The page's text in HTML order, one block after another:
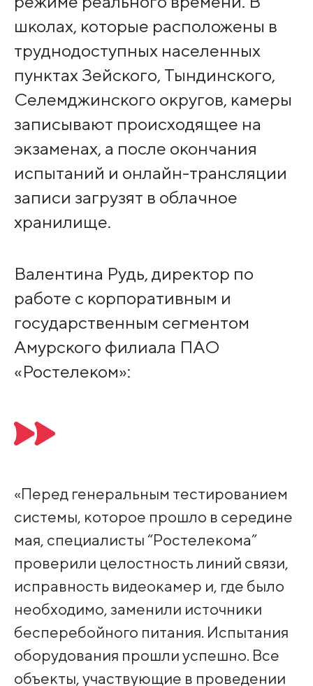
школах, которые расположены в
труднодоступных населенных
пунктах Зейского, Тындинского,
Селемджинского округов, камеры
записывают происходящее на
экзаменах, а после окончания
испытаний и онлайн-трансляции
записи загрузят в облачное
хранилище.
Валентина Рудь, директор по
работе с корпоративным и
государственным сегментом
Амурского филиала ПАО
«Ростелеком»:
«Перед генеральным тестированием
системы, которое прошло в середине
мая, специалисты “Ростелекома”
проверили целостность линий связи,
исправность видеокамер и, где было
необходимо, заменили источники
бесперебойного питания. Испытания
оборудования прошли успешно. Все
объекты, участвующие в проведении